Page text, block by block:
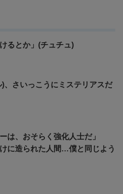
るとか」(チュチュ)
)、さいっこうにミステリアスだ
は、おそらく強化人士だ」
に造られた人間…僕と同じよう